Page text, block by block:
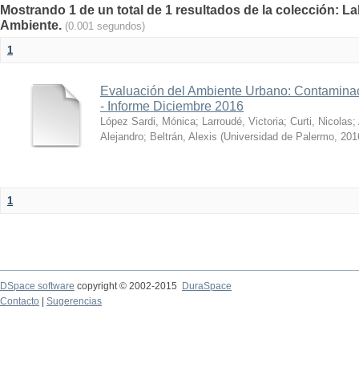
Mostrando 1 de un total de 1 resultados de la colección:
Ambiente. (0.001 segundos)
1
Evaluación del Ambiente Urbano:
- Informe Diciembre 2016
López Sardi, Mónica; Larroudé, Victoria; Curti, Nicolas;
Alejandro; Beltrán, Alexis (Universidad de Palermo,
1
DSpace software copyright © 2002-2015
DuraSpace
Contacto
Sugerencias